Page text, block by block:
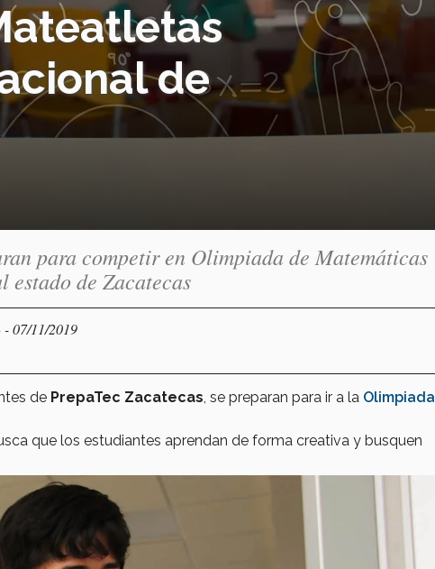
de
para competir en Olimpiada de Matemáticas
estado de Zacatecas
- 07/11/2019
de PrepaTec Zacatecas , se preparan para ir a la Olimpiada
que los estudiantes aprendan de forma creativa y busquen